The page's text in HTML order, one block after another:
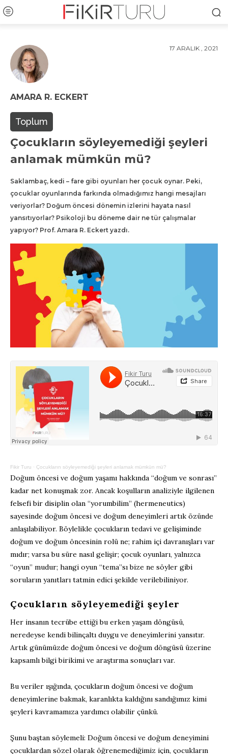
17 ARALIK , 2021
AMARA R. ECKERT
Toplum
Çocukların söyleyemediği şeyleri
anlamak mümkün mü?
Saklambaç, kedi – fare gibi oyunları her çocuk oynar. Peki,
çocuklar oyunlarında farkında olmadığımız hangi mesajları
veriyorlar? Doğum öncesi dönemin izlerini hayata nasıl
yansıtıyorlar? Psikoloji bu döneme dair ne tür çalışmalar
yapıyor? Prof. Amara R. Eckert yazdı.
Fikir Turu · Çocukların söyleyemediği şeyleri anlamak mümkün mü?
Doğum öncesi ve doğum yaşamı hakkında “doğum ve sonrası”
kadar net konuşmak zor. Ancak koşulların analiziyle ilgilenen
felsefi bir disiplin olan “yorumbilim” (hermeneutics)
sayesinde doğum öncesi ve doğum deneyimleri artık özünde
anlaşılabiliyor. Böylelikle çocukların tedavi ve gelişiminde
doğum ve doğum öncesinin rolü ne; rahim içi davranışları var
mıdır; varsa bu süre nasıl gelişir; çocuk oyunları, yalnızca
“oyun” mudur; hangi oyun “tema”sı bize ne söyler gibi
soruların yanıtları tatmin edici şekilde verilebiliniyor.
Çocukların söyleyemediği şeyler
Her insanın tecrübe ettiği bu erken yaşam döngüsü,
neredeyse kendi bilinçaltı duygu ve deneyimlerini yansıtır.
Artık günümüzde doğum öncesi ve doğum döngüsü üzerine
kapsamlı bilgi birikimi ve araştırma sonuçları var.
Bu veriler ışığında, çocukların doğum öncesi ve doğum
deneyimlerine bakmak, karanlıkta kaldığını sandığımız kimi
şeyleri kavramamıza yardımcı olabilir çünkü.
Şunu baştan söylemeli: Doğum öncesi ve doğum deneyimini
çocuklardan sözel olarak öğrenemediğimiz için, çocukların